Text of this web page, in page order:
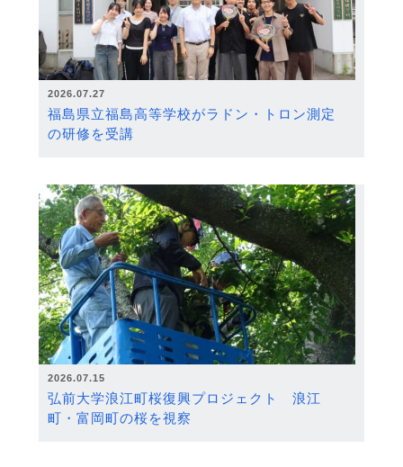
2026.07.27
福島県立福島高等学校がラドン・トロン測定
の研修を受講
2026.07.15
弘前大学浪江町桜復興プロジェクト 浪江
町・富岡町の桜を視察